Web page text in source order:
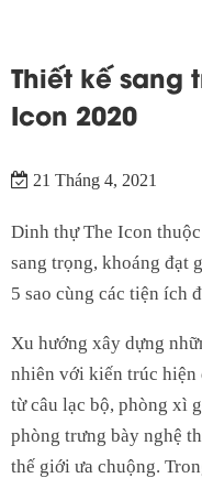
Thiết kế sang
Icon 2020
21 Tháng 4, 2021
Dinh thự The Icon
sang trọng, khoáng đạt
5 sao cùng các tiện ích
Xu hướng xây dựng
nhiên với kiến trúc hiện
từ câu lạc bộ, phòng xì
phòng trưng bày nghệ
thế giới ưa chuộng.